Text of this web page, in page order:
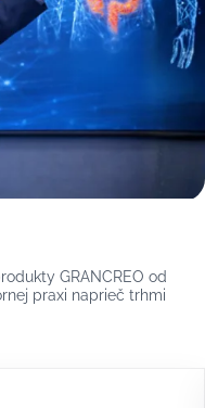
GRANCREO od
praxi naprieč trhmi